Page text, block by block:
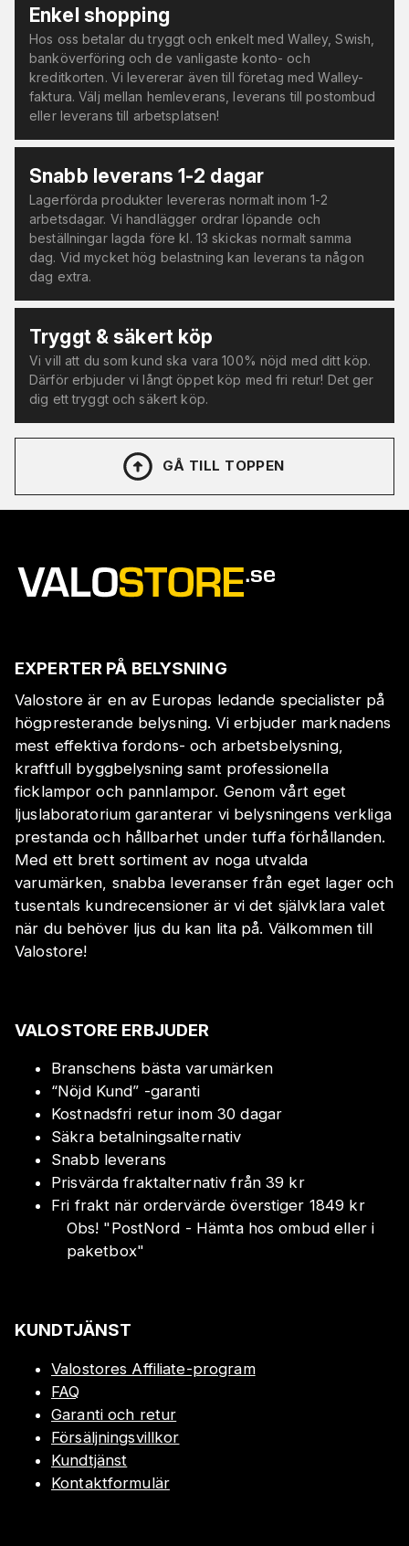
Enkel shopping
Hos oss betalar du tryggt och enkelt med Walley, Swish,
banköverföring och de vanligaste konto- och
kreditkorten. Vi levererar även till företag med Walley-
faktura. Välj mellan hemleverans, leverans till postombud
eller leverans till arbetsplatsen!
Snabb leverans 1-2 dagar
Lagerförda produkter levereras normalt inom 1-2
arbetsdagar. Vi handlägger ordrar löpande och
beställningar lagda före kl. 13 skickas normalt samma
dag. Vid mycket hög belastning kan leverans ta någon
dag extra.
Tryggt & säkert köp
Vi vill att du som kund ska vara 100% nöjd med ditt köp.
Därför erbjuder vi långt öppet köp med fri retur! Det ger
dig ett tryggt och säkert köp.
GÅ TILL TOPPEN
EXPERTER PÅ BELYSNING
Valostore är en av Europas ledande specialister på
högpresterande belysning. Vi erbjuder marknadens
mest effektiva fordons- och arbetsbelysning,
kraftfull byggbelysning samt professionella
ficklampor och pannlampor. Genom vårt eget
ljuslaboratorium garanterar vi belysningens verkliga
prestanda och hållbarhet under tuffa förhållanden.
Med ett brett sortiment av noga utvalda
varumärken, snabba leveranser från eget lager och
tusentals kundrecensioner är vi det självklara valet
när du behöver ljus du kan lita på. Välkommen till
Valostore!
VALOSTORE ERBJUDER
Branschens bästa varumärken
“Nöjd Kund” -garanti
Kostnadsfri retur inom 30 dagar
Säkra betalningsalternativ
Snabb leverans
Prisvärda fraktalternativ från 39 kr
Fri frakt när ordervärde överstiger 1849 kr
Obs! "PostNord - Hämta hos ombud eller i
paketbox"
KUNDTJÄNST
Valostores Affiliate-program
FAQ
Garanti och retur
Försäljningsvillkor
Kundtjänst
Kontaktformulär